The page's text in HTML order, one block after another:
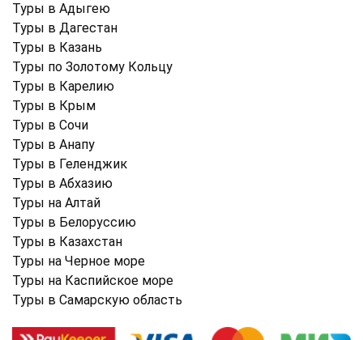
Туры в Адыгею
Туры в Дагестан
Туры в Казань
Туры по Золотому Кольцу
Туры в Карелию
Туры в Крым
Туры в Cочи
Туры в Анапу
Туры в Геленджик
Туры в Абхазию
Туры на Алтай
Туры в Белоруссию
Туры в Казахстан
Туры на Черное море
Туры на Каспийское море
Туры в Самарскую область